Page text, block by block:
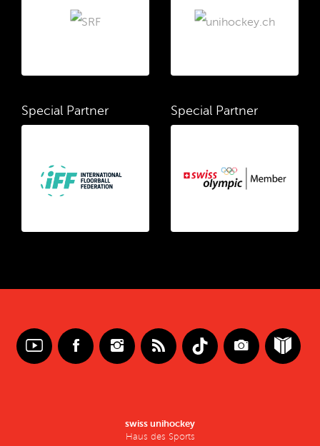
Special Partner Special Partner
swiss unihockey
Haus des Sports